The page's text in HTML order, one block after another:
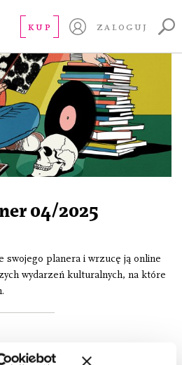
KUP ZALOGUJ
04/2025
swojego planera i wrzucę ją online
wydarzeń kulturalnych, na które